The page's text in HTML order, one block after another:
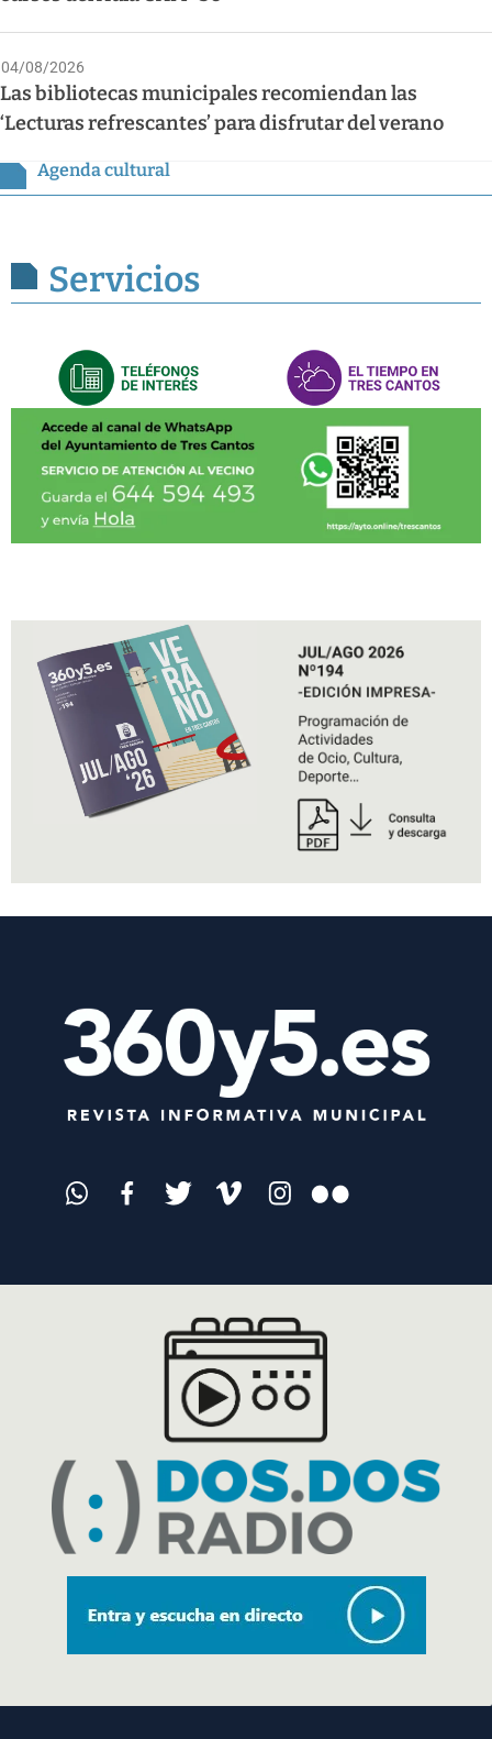
04/08/2026
Las bibliotecas municipales recomiendan las
‘Lecturas refrescantes’ para disfrutar del verano
Agenda cultural
Servicios